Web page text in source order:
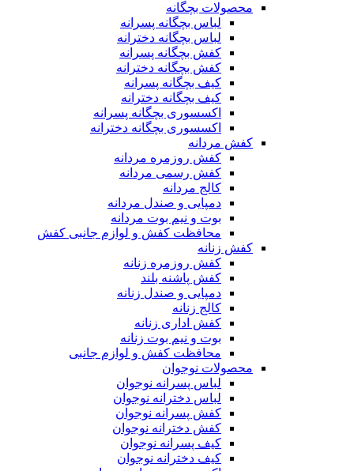
محصولات بچگانه
لباس بچگانه پسرانه
لباس بچگانه دخترانه
کفش بچگانه پسرانه
کفش بچگانه دخترانه
کیف بچگانه پسرانه
کیف بچگانه دخترانه
اکسسوری بچگانه پسرانه
اکسسوری بچگانه دخترانه
کفش مردانه
کفش روزمره مردانه
کفش رسمی مردانه
کالج مردانه
دمپایی و صندل مردانه
بوت و نیم بوت مردانه
محافظت کفش و لوازم جانبی کفش
کفش زنانه
کفش روزمره زنانه
کفش پاشنه بلند
دمپایی و صندل زنانه
کالج زنانه
کفش اداری زنانه
بوت و نیم بوت زنانه
محافظت کفش و لوازم جانبی
محصولات نوجوان
لباس پسرانه نوجوان
لباس دخترانه نوجوان
کفش پسرانه نوجوان
کفش دخترانه نوجوان
کیف پسرانه نوجوان
کیف دخترانه نوجوان